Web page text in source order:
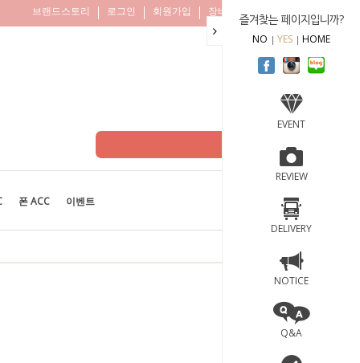
즐겨찾는 페이지입니까?
NO YES HOME
EVENT
REVIEW
DELIVERY
NOTICE
Q&A
브랜드스토리 로그인 회원가입 장바구니
폰 ACC 이벤트